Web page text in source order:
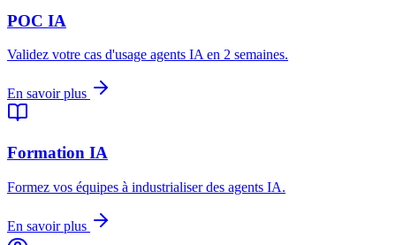
POC IA
Validez votre cas d'usage agents IA en 2 semaines.
En savoir plus
Formation IA
Formez vos équipes à industrialiser des agents IA.
En savoir plus